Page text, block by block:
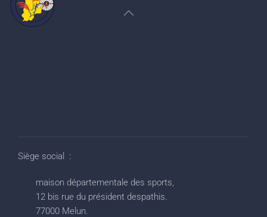
Siège social :
maison départementale des sports,
12 bis rue du président despathis.
77000 Melun.